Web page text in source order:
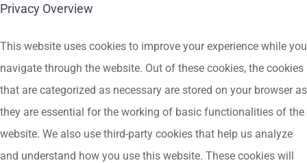
Privacy Overview
This website uses cookies to improve your experience while you
navigate through the website. Out of these cookies, the cookies
that are categorized as necessary are stored on your browser as
they are essential for the working of basic functionalities of the
website. We also use third-party cookies that help us analyze
and understand how you use this website. These cookies will